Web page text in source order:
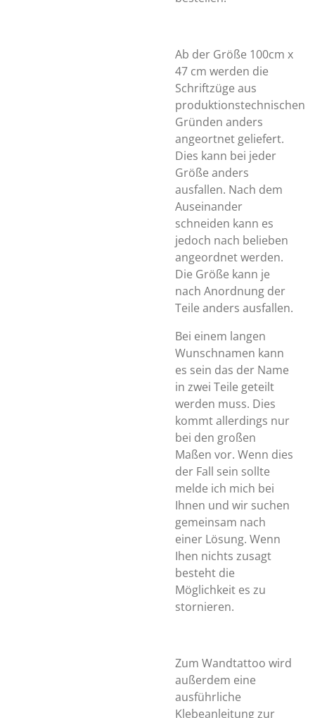
Ab der Größe 100cm x
47 cm werden die
Schriftzüge aus
produktionstechnischen
Gründen anders
angeortnet geliefert.
Dies kann bei jeder
Größe anders
ausfallen. Nach dem
Auseinander
schneiden kann es
jedoch nach belieben
angeordnet werden.
Die Größe kann je
nach Anordnung der
Teile anders ausfallen.
Bei einem langen
Wunschnamen kann
es sein das der Name
in zwei Teile geteilt
werden muss. Dies
kommt allerdings nur
bei den großen
Maßen vor. Wenn dies
der Fall sein sollte
melde ich mich bei
Ihnen und wir suchen
gemeinsam nach
einer Lösung. Wenn
Ihen nichts zusagt
besteht die
Möglichkeit es zu
stornieren.
Zum Wandtattoo wird
außerdem eine
ausführliche
Klebeanleitung zur